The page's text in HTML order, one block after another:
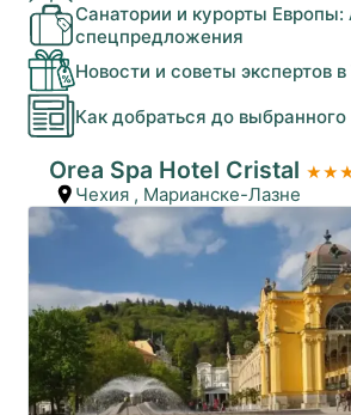
Санатории и курорты Европы:
спецпредложения
Новости и советы экспертов
Как добраться до выбранного
Orea Spa Hotel Cristal
Чехия , Марианске-Лазне